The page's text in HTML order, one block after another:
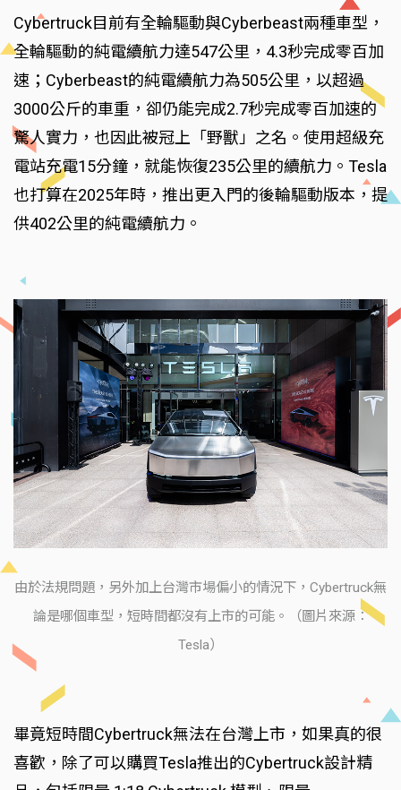
Cybertruck目前有全輪驅動與Cyberbeast兩種車型，
全輪驅動的純電續航力達547公里，4.3秒完成零百加
速；Cyberbeast的純電續航力為505公里，以超過
3000公斤的車重，卻仍能完成2.7秒完成零百加速的
驚人實力，也因此被冠上「野獸」之名。使用超級充
電站充電15分鐘，就能恢復235公里的續航力。Tesla
也打算在2025年時，推出更入門的後輪驅動版本，提
供402公里的純電續航力。
由於法規問題，另外加上台灣市場偏小的情況下，Cybertruck無
論是哪個車型，短時間都沒有上市的可能。（圖片來源：
Tesla）
畢竟短時間Cybertruck無法在台灣上市，如果真的很
喜歡，除了可以購買Tesla推出的Cybertruck設計精